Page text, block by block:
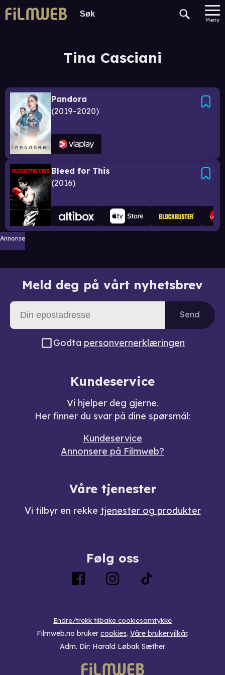
Meny
Tina Casciani
Pandora
2019–2020
Bleed for This
2016
Annonse
Meld deg på vårt nyhetsbrev
Send
Godta personvernerklæringen
Kundeservice
Vi hjelper deg gjerne.
Her finner du svar på dine spørsmål:
Kundeservice
Annonsere på Filmweb?
Våre tjenester
Vi tilbyr en rekke tjenester og produkter
Følg oss
Endre/trekk tilbake cookiesamtykke
Filmweb.no bruker cookies. Våre brukervilkår.
Adm. Dir: Harald Løbak Sæther